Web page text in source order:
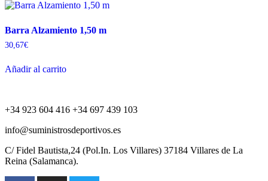
Barra Alzamiento 1,50 m
30,67€
Añadir al carrito
+34 923 604 416 +34 697 439 103
info@suministrosdeportivos.es
C/ Fidel Bautista,24 (Pol.In. Los Villares) 37184 Villares de La
Reina (Salamanca).